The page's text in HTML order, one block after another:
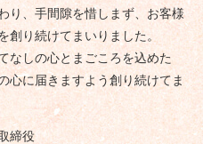
り、手間隙を惜しまず、お客様
創り続けてまいりました。
なしの心とまごころを込めた
心に届きますよう創り続けてま
締役